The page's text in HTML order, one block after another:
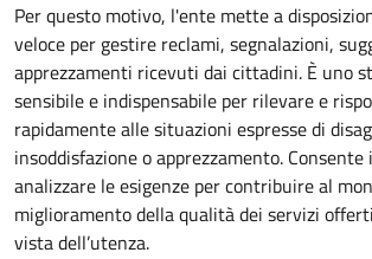
Per questo motivo, l'ente mette a
veloce per gestire reclami, segnalazioni,
apprezzamenti ricevuti dai cittadini. È uno
sensibile e indispensabile per rilevare e
rapidamente alle situazioni espresse di
insoddisfazione o apprezzamento.
analizzare le esigenze per contribuire al
miglioramento della qualità dei servizi offerti
vista dell’utenza.